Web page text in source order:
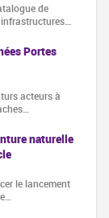
de
acteurs à
naturelle
le lancement